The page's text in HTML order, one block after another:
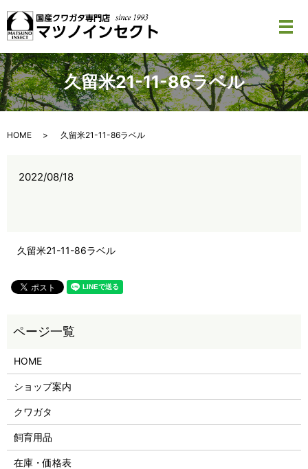
メ
久留米21-11-86ラベル
HOME 久留米21-11-86ラベル
2022/08/18
久留米21-11-86ラベル
HOME
ショップ案内
クワガタ
飼育用品
在庫・価格表